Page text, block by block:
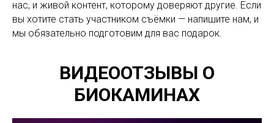
нас, и живой контент, которому доверяют другие. Если
вы хотите стать участником съёмки — напишите нам, и
мы обязательно подготовим для вас подарок.
ВИДЕООТЗЫВЫ О
БИОКАМИНАХ